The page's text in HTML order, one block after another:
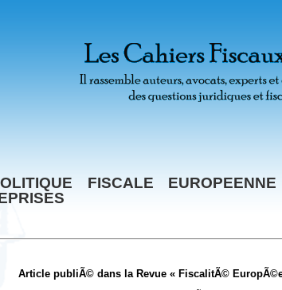
FISCALE
Article publiÃ© dans la Revue « FiscalitÃ©